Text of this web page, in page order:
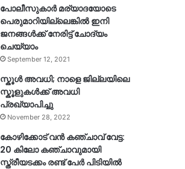
പോലീസുകാര്‍ മര്യാദയോടെ
പെരുമാറിയില്ലെങ്കില്‍ ഇനി
ജനങ്ങള്‍ക്ക് നേരിട്ട് ചോദ്യം
ചെയ്യാം
September 12, 2021
സ്കൂൾ അവധി; നാളെ ജില്ലയിലെ
സ്കൂളുകൾക്ക് അവധി
പ്രഖ്യാപിച്ചു
November 28, 2022
കോഴിക്കോട് വൻ കഞ്ചാവ് വേട്ട:
20 കിലോ കഞ്ചാവുമായി
സ്ത്രീയടക്കം രണ്ട് പേർ പിടിയിൽ